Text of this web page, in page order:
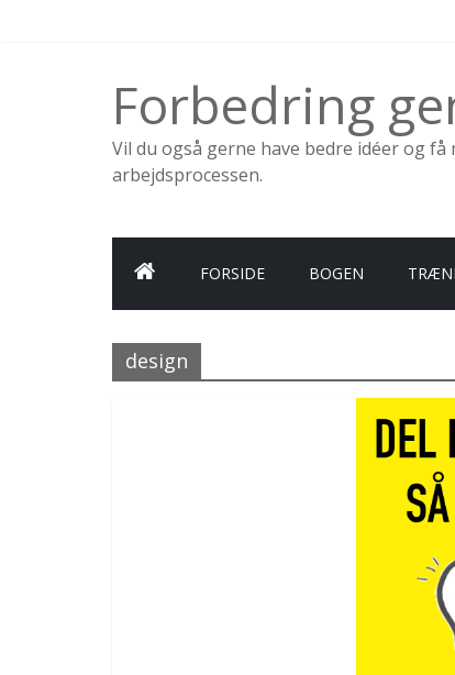
Forbedring
Vil du også gerne have bedre idéer og
arbejdsprocessen.
FORSIDE BOGEN
design